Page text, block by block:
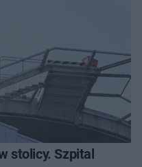
stolicy. Szpital